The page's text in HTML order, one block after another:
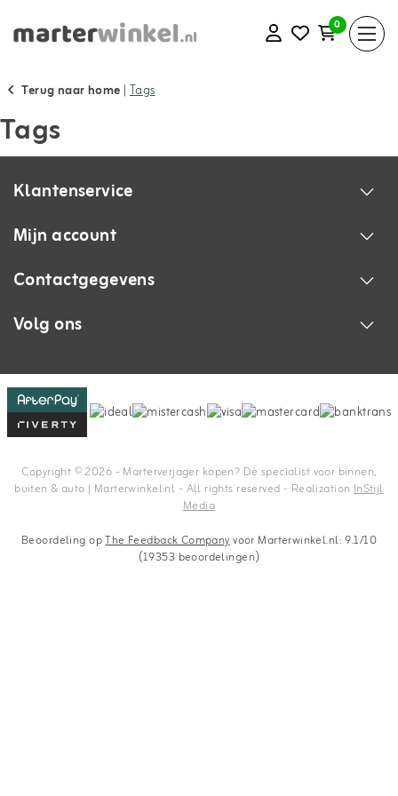
0
Terug naar home | Tags
Tags
Klantenservice
Mijn account
Contactgegevens
Volg ons
Copyright © 2026 - Marterverjager kopen? Dé specialist voor binnen,
buiten & auto | Marterwinkel.nl - All rights reserved - Realization InStijl
Media
Beoordeling opThe Feedback Companyvoor Marterwinkel.nl: 9.1/10
(19353 beoordelingen)